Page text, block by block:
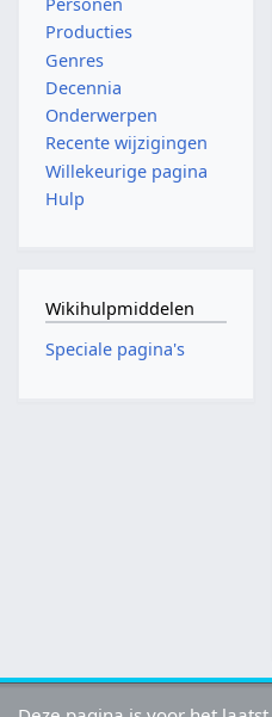
Producties
Genres
Decennia
Onderwerpen
Recente wijzigingen
Willekeurige pagina
Hulp
Wikihulpmiddelen
Speciale pagina's